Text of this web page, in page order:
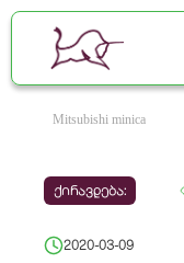
Mitsubishi minica
ქირავდება:
2020-03-09